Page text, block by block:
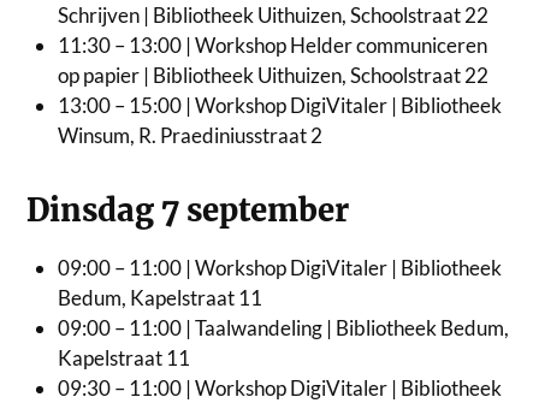
Schrijven | Bibliotheek Uithuizen, Schoolstraat 22
11:30 – 13:00 | Workshop Helder communiceren
op papier | Bibliotheek Uithuizen, Schoolstraat 22
13:00 – 15:00 | Workshop DigiVitaler | Bibliotheek
Winsum, R. Praediniusstraat 2
Dinsdag 7 september
09:00 – 11:00 | Workshop DigiVitaler | Bibliotheek
Bedum, Kapelstraat 11
09:00 – 11:00 | Taalwandeling | Bibliotheek Bedum,
Kapelstraat 11
09:30 – 11:00 | Workshop DigiVitaler | Bibliotheek